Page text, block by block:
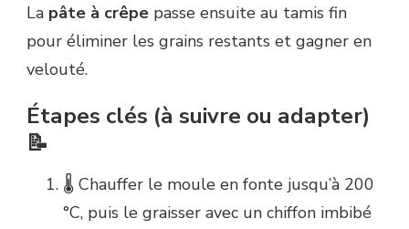
La pâte à crêpe passe ensuite au tamis fin
pour éliminer les grains restants et gagner en
velouté.
Étapes clés (à suivre ou adapter)
📝
🌡️ Chauffer le moule en fonte jusqu’à 200
°C, puis le graisser avec un chiffon imbibé